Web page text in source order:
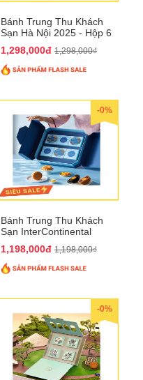
Bánh Trung Thu Khách
Sạn Hà Nội 2025 - Hộp 6
1,298,000đ 1,298,000₫
-0%
Bánh Trung Thu Khách
Sạn InterContinental
QTTT27
1,198,000đ 1,198,000₫
-0%